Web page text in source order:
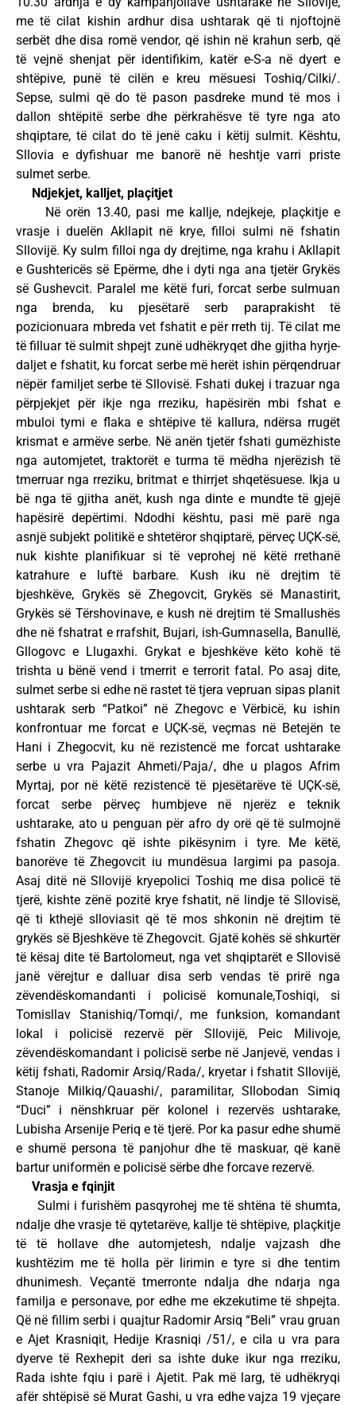
me të cilat kishin ardhur disa ushtarak që ti njoftojnë
serbët dhe disa romë vendor, që ishin në krahun serb, që
të vejnë shenjat për identifikim, katër e-S-a në dyert e
shtëpive, punë të cilën e kreu mësuesi Toshiq/Cilki/.
Sepse, sulmi që do të pason pasdreke mund të mos i
dallon shtëpitë serbe dhe përkrahësve të tyre nga ato
shqiptare, të cilat do të jenë caku i këtij sulmit. Kështu,
Sllovia e dyfishuar me banorë në heshtje varri priste
sulmet serbe.
Ndjekjet, kalljet, plaçitjet
Në orën 13.40, pasi me kallje, ndejkeje, plaçkitje e
vrasje i duelën Akllapit në krye, filloi sulmi në fshatin
Sllovijë. Ky sulm filloi nga dy drejtime, nga krahu i Akllapit
e Gushtericës së Epërme, dhe i dyti nga ana tjetër Grykës
së Gushevcit. Paralel me këtë furi, forcat serbe sulmuan
nga brenda, ku pjesëtarë serb paraprakisht të
pozicionuara mbreda vet fshatit e për rreth tij. Të cilat me
të filluar të sulmit shpejt zunë udhëkryqet dhe gjitha hyrje-
daljet e fshatit, ku forcat serbe më herët ishin përqendruar
nëpër familjet serbe të Sllovisë. Fshati dukej i trazuar nga
përpjekjet për ikje nga rreziku, hapësirën mbi fshat e
mbuloi tymi e flaka e shtëpive të kallura, ndërsa rrugët
krismat e armëve serbe. Në anën tjetër fshati gumëzhiste
nga automjetet, traktorët e turma të mëdha njerëzish të
tmerruar nga rreziku, britmat e thirrjet shqetësuese. Ikja u
bë nga të gjitha anët, kush nga dinte e mundte të gjejë
hapësirë depërtimi. Ndodhi kështu, pasi më parë nga
asnjë subjekt politikë e shtetëror shqiptarë, përveç UÇK-së,
nuk kishte planifikuar si të veprohej në këtë rrethanë
katrahure e luftë barbare. Kush iku në drejtim të
bjeshkëve, Grykës së Zhegovcit, Grykës së Manastirit,
Grykës së Tërshovinave, e kush në drejtim të Smallushës
dhe në fshatrat e rrafshit, Bujari, ish-Gumnasella, Banullë,
Gllogovc e Llugaxhi. Grykat e bjeshkëve këto kohë të
trishta u bënë vend i tmerrit e terrorit fatal. Po asaj dite,
sulmet serbe si edhe në rastet të tjera vepruan sipas planit
ushtarak serb “Patkoi” në Zhegovc e Vërbicë, ku ishin
konfrontuar me forcat e UÇK-së, veçmas në Betejën te
Hani i Zhegocvit, ku në rezistencë me forcat ushtarake
serbe u vra Pajazit Ahmeti/Paja/, dhe u plagos Afrim
Myrtaj, por në këtë rezistencë të pjesëtarëve të UÇK-së,
forcat serbe përveç humbjeve në njerëz e teknik
ushtarake, ato u penguan për afro dy orë që të sulmojnë
fshatin Zhegovc që ishte pikësynim i tyre. Me këtë,
banorëve të Zhegovcit iu mundësua largimi pa pasoja.
Asaj ditë në Sllovijë kryepolici Toshiq me disa policë të
tjerë, kishte zënë pozitë krye fshatit, në lindje të Sllovisë,
që ti kthejë slloviasit që të mos shkonin në drejtim të
grykës së Bjeshkëve të Zhegovcit. Gjatë kohës së shkurtër
të kësaj dite të Bartolomeut, nga vet shqiptarët e Sllovisë
janë vërejtur e dalluar disa serb vendas të prirë nga
zëvendëskomandanti i policisë komunale,Toshiqi, si
Tomisllav Stanishiq/Tomqi/, me funksion, komandant
lokal i policisë rezervë për Sllovijë, Peic Milivoje,
zëvendëskomandant i policisë serbe në Janjevë, vendas i
këtij fshati, Radomir Arsiq/Rada/, kryetar i fshatit Sllovijë,
Stanoje Milkiq/Qauashi/, paramilitar, Sllobodan Simiq
“Duci” i nënshkruar për kolonel i rezervës ushtarake,
Lubisha Arsenije Periq e të tjerë. Por ka pasur edhe shumë
e shumë persona të panjohur dhe të maskuar, që kanë
bartur uniformën e policisë sërbe dhe forcave rezervë.
Vrasja e fqinjit
Sulmi i furishëm pasqyrohej me të shtëna të shumta,
ndalje dhe vrasje të qytetarëve, kallje të shtëpive, plaçkitje
të të hollave dhe automjetesh, ndalje vajzash dhe
kushtëzim me të holla për lirimin e tyre si dhe tentim
dhunimesh. Veçantë tmerronte ndalja dhe ndarja nga
familja e personave, por edhe me ekzekutime të shpejta.
Që në fillim serbi i quajtur Radomir Arsiq “Beli” vrau gruan
e Ajet Krasniqit, Hedije Krasniqi /51/, e cila u vra para
dyerve të Rexhepit deri sa ishte duke ikur nga rreziku,
Rada ishte fqiu i parë i Ajetit. Pak më larg, të udhëkryqi
afër shtëpisë së Murat Gashi, u vra edhe vajza 19 vjeçare